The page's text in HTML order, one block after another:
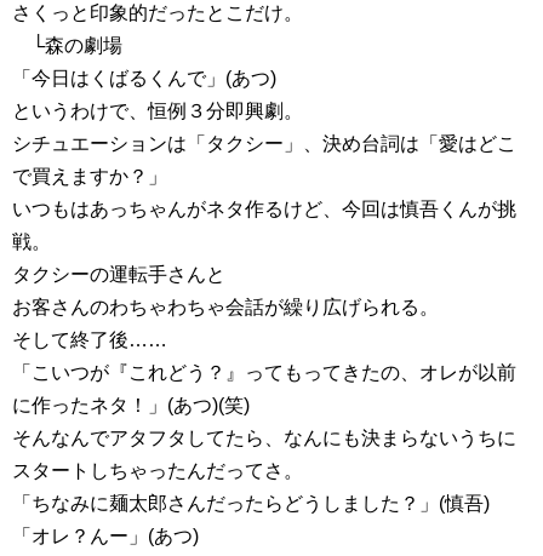
さくっと印象的だったとこだけ。
└森の劇場
「今日はくばるくんで」(あつ)
というわけで、恒例３分即興劇。
シチュエーションは「タクシー」、決め台詞は「愛はどこ
で買えますか？」
いつもはあっちゃんがネタ作るけど、今回は慎吾くんが挑
戦。
タクシーの運転手さんと
お客さんのわちゃわちゃ会話が繰り広げられる。
そして終了後……
「こいつが『これどう？』ってもってきたの、オレが以前
に作ったネタ！」(あつ)(笑)
そんなんでアタフタしてたら、なんにも決まらないうちに
スタートしちゃったんだってさ。
「ちなみに麺太郎さんだったらどうしました？」(慎吾)
「オレ？んー」(あつ)